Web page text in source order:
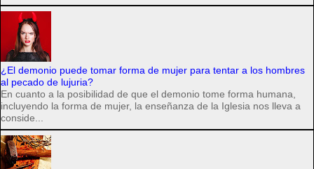
¿El demonio puede tomar forma de mujer para tentar a los hombres
al pecado de lujuria?
En cuanto a la posibilidad de que el demonio tome forma humana,
incluyendo la forma de mujer, la enseñanza de la Iglesia nos lleva a
conside...